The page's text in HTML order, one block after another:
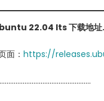
22.04 lts 下载地址.
面： https://